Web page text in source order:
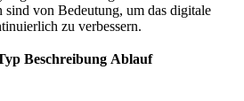
sind von Bedeutung, um das digitale
zu verbessern.
Beschreibung Ablauf